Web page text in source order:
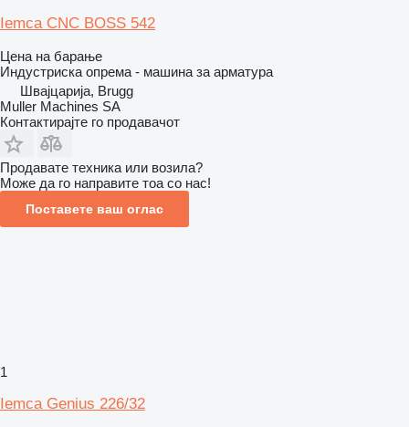
Iemca CNC BOSS 542
Цена на барање
Индустриска опрема - машина за арматура
Швајцарија, Brugg
Muller Machines SA
Контактирајте го продавачот
Продавате техника или возила?
Може да го направите тоа со нас!
Поставете ваш оглас
1
Iemca Genius 226/32